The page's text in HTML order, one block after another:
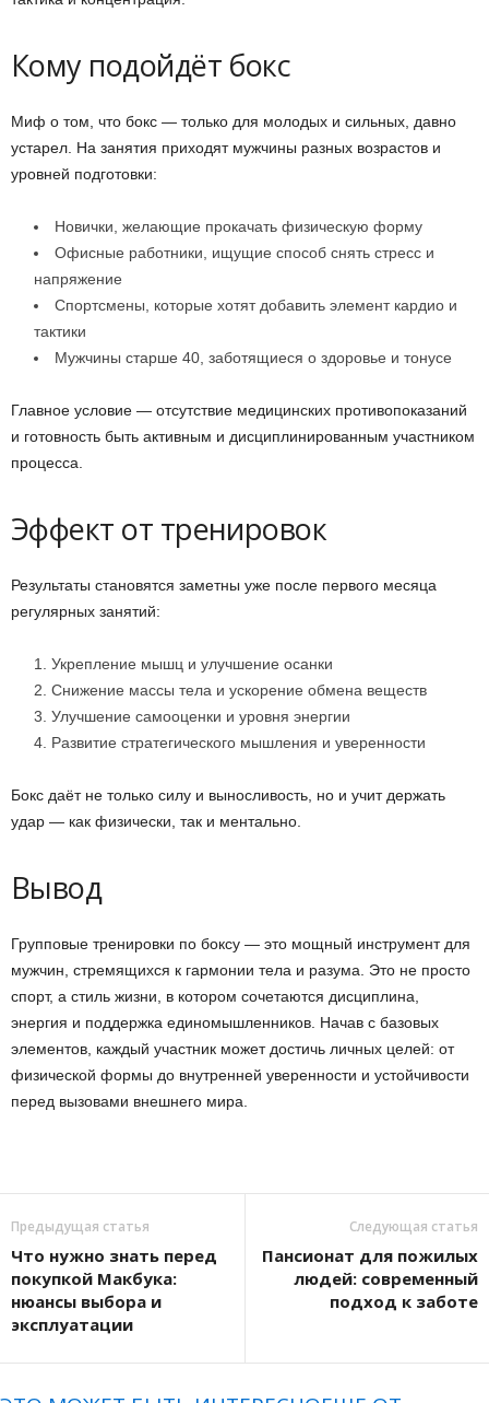
Кому подойдёт бокс
Миф о том, что бокс — только для молодых и сильных, давно
устарел. На занятия приходят мужчины разных возрастов и
уровней подготовки:
Новички, желающие прокачать физическую форму
Офисные работники, ищущие способ снять стресс и
напряжение
Спортсмены, которые хотят добавить элемент кардио и
тактики
Мужчины старше 40, заботящиеся о здоровье и тонусе
Главное условие — отсутствие медицинских противопоказаний
и готовность быть активным и дисциплинированным участником
процесса.
Эффект от тренировок
Результаты становятся заметны уже после первого месяца
регулярных занятий:
Укрепление мышц и улучшение осанки
Снижение массы тела и ускорение обмена веществ
Улучшение самооценки и уровня энергии
Развитие стратегического мышления и уверенности
Бокс даёт не только силу и выносливость, но и учит держать
удар — как физически, так и ментально.
Вывод
Групповые тренировки по боксу — это мощный инструмент для
мужчин, стремящихся к гармонии тела и разума. Это не просто
спорт, а стиль жизни, в котором сочетаются дисциплина,
энергия и поддержка единомышленников. Начав с базовых
элементов, каждый участник может достичь личных целей: от
физической формы до внутренней уверенности и устойчивости
перед вызовами внешнего мира.
Предыдущая статья
Что нужно знать перед
покупкой Макбука:
нюансы выбора и
эксплуатации
Следующая статья
Пансионат для пожилых
людей: современный
подход к заботе